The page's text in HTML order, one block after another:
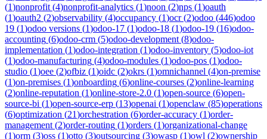
(1)nonprofit (4)nonprofit-analytics (1)noon (2)nps (1)oauth
(1)oauth2 (2)observability (4)occupancy (1)ocr(2)odoo (446)odoo
19 (1)odoo versions (1)odoo-17 (1)odoo-18 (1)odoo-19 (16)odoo-
accounting (6)odoo-crm (5)odoo-development (8)odoo-
implementation (1)odoo-integration (1)odoo-inventory (5)odoo-iot
(1)odoo-manufacturing (4)odoo-modules (1)odoo-pos (1)odoo-
studio (1)oee (2)ofbiz (1)oidc (2)okrs (1)omnichannel (4)on-premise
(1)on-premises (1)onboarding (6)online-courses (2)online-learning
(2)online-reputation (1)online-store-2.0 (1)open-source (6)open-
source-bi (1)open-source-erp (13)openai (1)openclaw (85)operations
(6)optimization (21)orchestration (6)order-accuracy (1)order-
management (2)order-routing (1)orders (1)organizational-change
(1)orm (3)oss (1)otto (3)outsourcing (3)owasp (1)owl (2)ownership